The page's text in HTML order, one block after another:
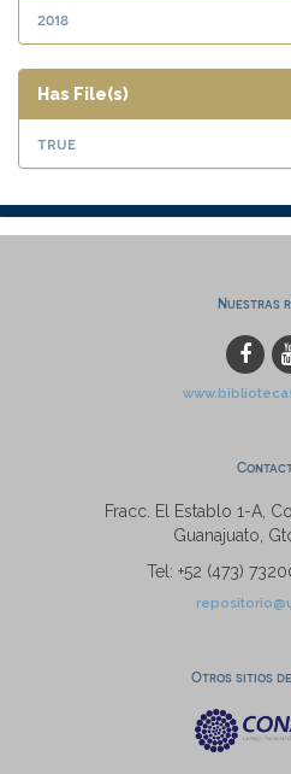
2018
Has File(s)
true
Nuestras
Fracc. El Establo 1-A,
Guanajuato,
Tel: +52 (473)
Otros sitios